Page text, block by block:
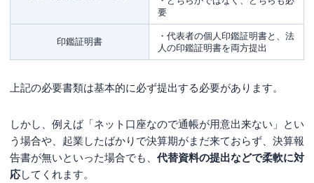
要
印鑑証明書
・代表者の個人印鑑証明書と、法
人の印鑑証明書を両方提出
上記の必要書類は基本的に必ず提出する必要があります。
しかし、例えば「ネット口座なので通帳が用意出来ない」とい
う場合や、起業したばかりで決算期がまだ来ておらず、決算報
告書が無いといった場合でも、 代替資料の提出などで柔軟に対
応してくれます。